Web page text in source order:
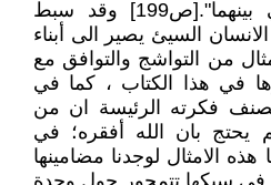
أنّك شرّ منهما لم تدخلي بينهما".[ص199] وقد سبط
السيئ يصير الى أبناء
من التواشج والتوافق مع
التي سطّرها في هذا الكتاب ، كما في
المصنف فكرته الرئيسة ان من
يحتج بان الله أفقره؛ في
هذه الامثال لوجدنا مضامينها